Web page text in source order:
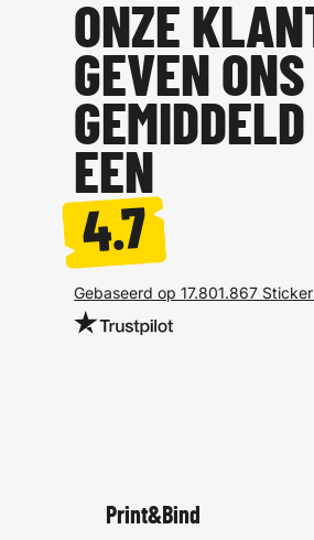
ONZE
GEVEN ONS
GEMIDDELD
EEN
4.7
Gebaseerd op 17.801.867
Print&Bind